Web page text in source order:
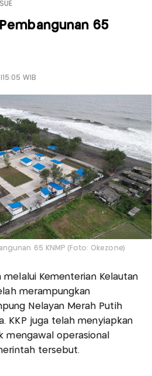
65
WIB
65 KNMP (Foto: Okezone)
Kementerian Kelautan
merampungkan
Nelayan Merah Putih
KKP juga telah menyiapkan
mengawal operasional
tersebut.